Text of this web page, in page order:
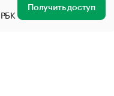
Получить доступ